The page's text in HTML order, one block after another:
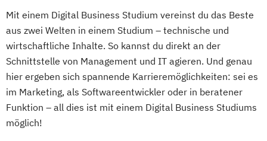
Wirtschaftsingenieurwesen Erneuerbare
Energien
Wirtschaftsingenieurwesen Produktion
Wirtschaftsingenieurwesen für Ingenieure
Wirtschaftsingenieurwesen für
Wirtschaftswissenschaftler
Wirtschafts­ingenieur­wesen
Fahrzeugtechnik
Geprüfte*r Bilanzbuchhalter*in (IHK) -
Bachelor Professional in Bilanzbuchhaltung
Geprüfte*r Technische*r Betriebswirt*in
(IHK)
Geprüfte*r Wirtschaftsfachwirt*in (IHK)
Hotelmanager*in
Quantum Engineering
Robotics Engineering
Rolling Stock Engineering
Software Engineering Sports Technology
Tissue Engineering and Regenerative
Medicine
User Experience Management
Wasserstofftechnik
Mit einem Digital Business Studium vereinst du das Beste
aus zwei Welten in einem Studium – technische und
wirtschaftliche Inhalte. So kannst du direkt an der
Schnittstelle von Management und IT agieren. Und genau
hier ergeben sich spannende Karrieremöglichkeiten: sei es
im Marketing, als Softwareentwickler oder in beratener
Funktion – all dies ist mit einem Digital Business Studiums
möglich!